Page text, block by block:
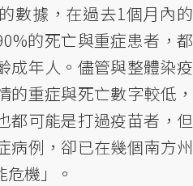
數據，在過去1個月內的
的死亡與重症患者，都
成年人。儘管與整體染疫
的重症與死亡數字較低，
都可能是打過疫苗者，但
病例，卻已在幾個南方州
機」。